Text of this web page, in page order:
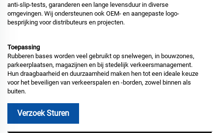
anti-slip-tests, garanderen een lange levensduur in diverse
omgevingen. Wij ondersteunen ook OEM- en aangepaste logo-
besprijking voor distributeurs en projecten.
Toepassing
Rubberen bases worden veel gebruikt op snelwegen, in bouwzones,
parkeerplaatsen, magazijnen en bij stedelijk verkeersmanagement.
Hun draagbaarheid en duurzaamheid maken hen tot een ideale keuze
voor het beveiligen van verkeerspalen en -borden, zowel binnen als
buiten.
Verzoek Sturen